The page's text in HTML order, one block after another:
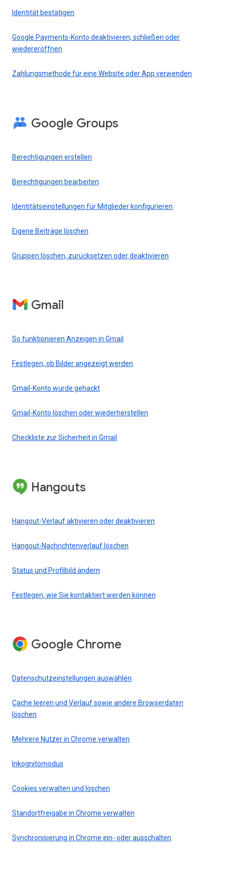
Identität bestätigen
Google Payments-Konto deaktivieren, schließen oder
wiedereröffnen
Zahlungsmethode für eine Website oder App verwenden
Google Groups
Berechtigungen erstellen
Berechtigungen bearbeiten
Identitätseinstellungen für Mitglieder konfigurieren
Eigene Beiträge löschen
Gruppen löschen, zurücksetzen oder deaktivieren
Gmail
So funktionieren Anzeigen in Gmail
Festlegen, ob Bilder angezeigt werden
Gmail-Konto wurde gehackt
Gmail-Konto löschen oder wiederherstellen
Checkliste zur Sicherheit in Gmail
Hangouts
Hangout-Verlauf aktivieren oder deaktivieren
Hangout-Nachrichtenverlauf löschen
Status und Profilbild ändern
Festlegen, wie Sie kontaktiert werden können
Google Chrome
Datenschutzeinstellungen auswählen
Cache leeren und Verlauf sowie andere Browserdaten
löschen
Mehrere Nutzer in Chrome verwalten
Inkognitomodus
Cookies verwalten und löschen
Standortfreigabe in Chrome verwalten
Synchronisierung in Chrome ein- oder ausschalten